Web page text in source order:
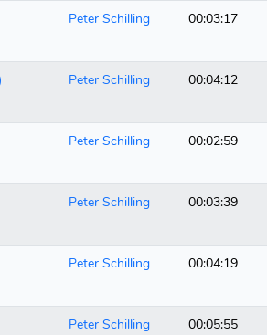
Peter Schilling 00:03:17
Peter Schilling 00:04:12
Peter Schilling 00:02:59
Peter Schilling 00:03:39
Peter Schilling 00:04:19
Peter Schilling 00:05:55